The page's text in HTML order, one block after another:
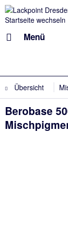
Menü
Übersicht
Berobase